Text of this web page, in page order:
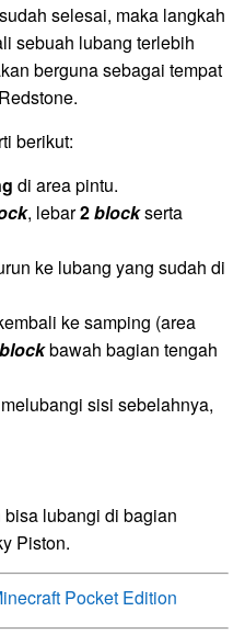
selesai, maka langkah
sebuah lubang terlebih
berguna sebagai tempat
berikut:
di area pintu.
, lebar2blockserta
ke lubang yang sudah di
ke samping (area
blockbawah bagian tengah
sisi sebelahnya,
lubangi di bagian
Piston.
Pocket Edition